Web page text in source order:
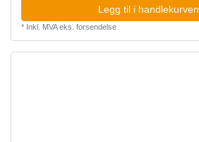
Legg til i handlekurven
* Inkl. MVAeks. forsendelse